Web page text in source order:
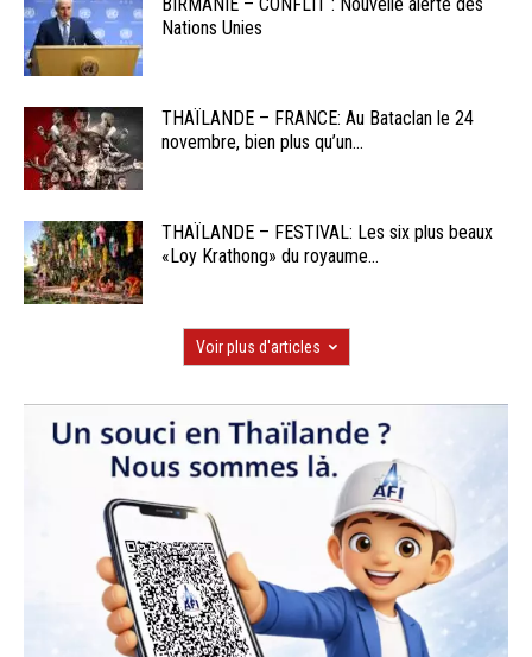
BIRMANIE – CONFLIT : Nouvelle alerte des
Nations Unies
THAÏLANDE – FRANCE: Au Bataclan le 24
novembre, bien plus qu’un...
THAÏLANDE – FESTIVAL: Les six plus beaux
«Loy Krathong» du royaume...
Voir plus d'articles